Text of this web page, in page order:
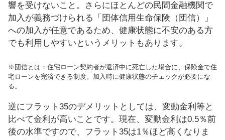
響を受けないこと。さらにほとんどの民間金融機関で
加入が義務づけられる「団体信用生命保険（団信）」
への加入が任意であるため、健康状態に不安のある方
でも利用しやすいというメリットもあります。
※団信とは：住宅ローン契約者が返済中に死亡した場合に、保険金で住
宅ローンを完済できる制度。加入時に健康状態のチェックが必要にな
る。
逆にフラット35のデメリットとしては、変動金利等と
比べて金利が高いことです。現在、変動金利は0.5％前
後の水準ですので、フラット35は1％ほど高くなりま